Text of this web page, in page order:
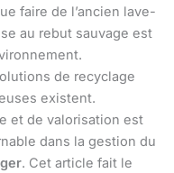
faire de l’ancien lave-
au rebut sauvage est
de recyclage
existent.
et de valorisation est
dans la gestion du
. Cet article fait le